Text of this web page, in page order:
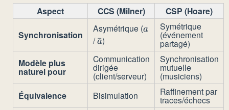
Aspect CCS (Milner) CSP (Hoare)
Synchronisation
Asymétrique (a
a
/\bar{a}
a
ˉ)
Symétrique
(événement
partagé)
Modèle plus
naturel pour
Communication
dirigée
(client/serveur)
Synchronisation
mutuelle
(musiciens)
Équivalence Bisimulation Raffinement par
traces/échecs